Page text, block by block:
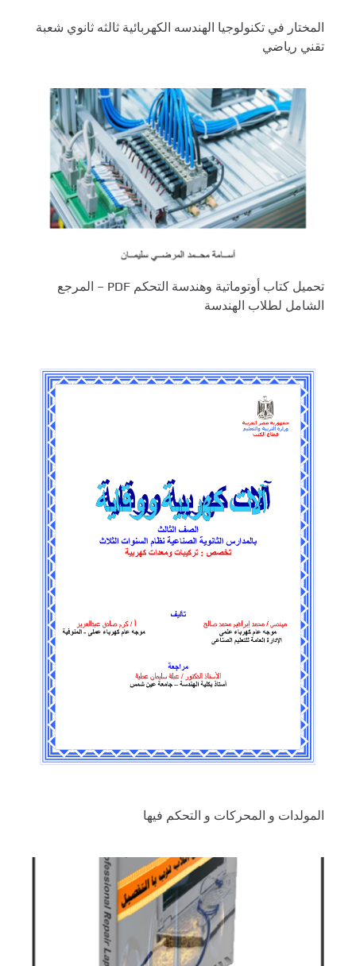
المختار في تكنولوجيا الهندسه الكهربائية ثالثه ثانوي شعبة
تقني رياضي
تحميل كتاب أوتوماتية وهندسة التحكم PDF – المرجع
الشامل لطلاب الهندسة
المولدات و المحركات و التحكم فيها